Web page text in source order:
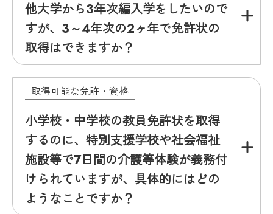
他大学から3年次編入学をしたいので
すが、3～4年次の2ヶ年で免許状の
取得はできますか？
取得可能な免許・資格
小学校・中学校の教員免許状を取得
するのに、特別支援学校や社会福祉
施設等で7日間の介護等体験が義務付
けられていますが、具体的にはどの
ようなことですか？